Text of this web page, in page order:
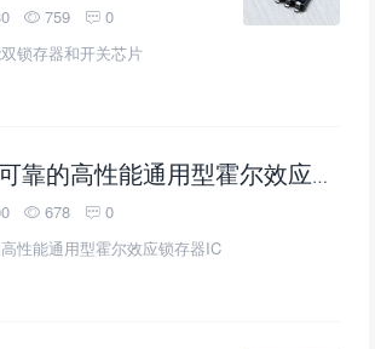
759
0
锁存器和开关芯片
的高性能通用型霍尔效应锁存器IC
678
0
性能通用型霍尔效应锁存器IC